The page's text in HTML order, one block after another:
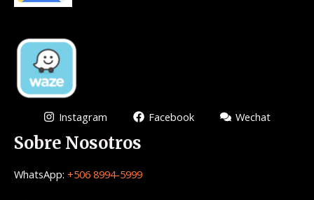
Instagram Facebook Wechat
Sobre Nosotros
WhatsApp: +506 8994-5999